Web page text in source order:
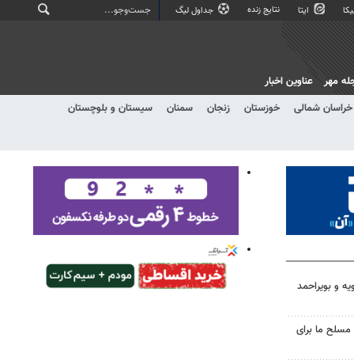
ایتا نتایج زنده جداول لیگ
خراسان شمالی خوزستان زنجان سمنان
سیستان و بلوچستان
مهر عناوین اخبار
و بویراحمد
ما برای